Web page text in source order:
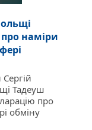
наміри
Тадеуш
про
обміну